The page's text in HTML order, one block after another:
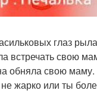
глаз
встречать свою
обняла свою маму.
жарко или ты